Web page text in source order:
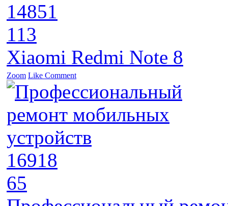
14851
113
Xiaomi Redmi Note 8
Zoom Like Comment
16918
65